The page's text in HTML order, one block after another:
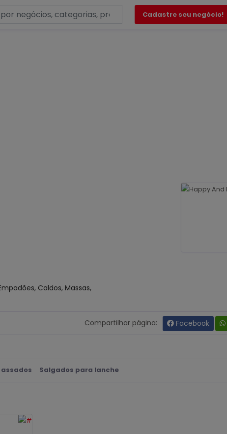
Cadastre seu negócio!
Caldos, Massas,
Compartilhar página: Facebook
Salgados para lanche